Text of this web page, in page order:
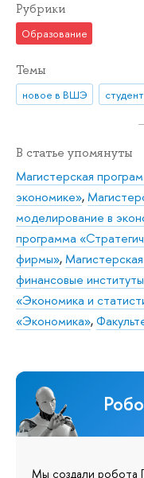
Рубрики
Образование
Темы
новое в ВШЭ
В статье упомянуты
Магистерская
экономике»,
моделирование в
программа
фирмы»,
финансовые
«Экономика и
«Экономика»,
Мы создали робота